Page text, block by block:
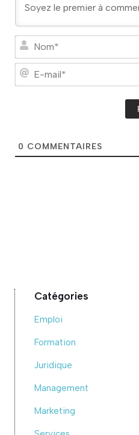
0 COMMENTAIRES
Catégories
Emploi
Formation
Juridique
Management
Marketing